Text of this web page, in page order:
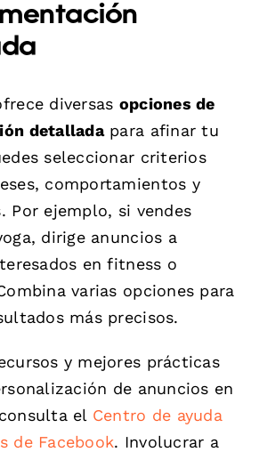
diversas opciones de
detalladapara afinar tu
seleccionar criterios
comportamientos y
Por ejemplo, si vendes
dirige anuncios a
en fitness o
varias opciones para
más precisos.
y mejores prácticas
de anuncios en
el Centro de ayuda
de Facebook. Involucrar a